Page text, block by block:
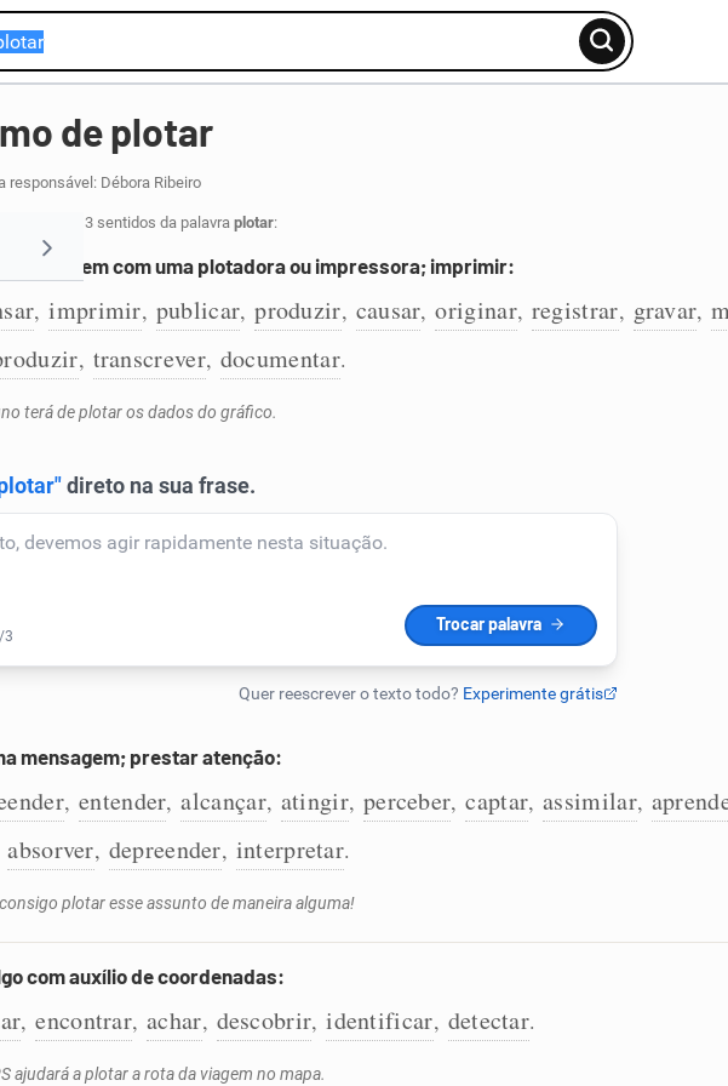
de plotar
responsável: Débora Ribeiro
para 3 sentidos da palavra plotar:
imagem com uma plotadora ou impressora; imprimir:
, imprimir, publicar, produzir, causar, originar, registrar, gravar,
, transcrever, documentar.
terá de plotar os dados do gráfico.
mensagem; prestar atenção:
, entender, alcançar, atingir, perceber, captar, assimilar,
absorver, depreender, interpretar.
plotar esse assunto de maneira alguma!
com auxílio de coordenadas:
, encontrar, achar, descobrir, identificar, detectar.
ajudará a plotar a rota da viagem no mapa.